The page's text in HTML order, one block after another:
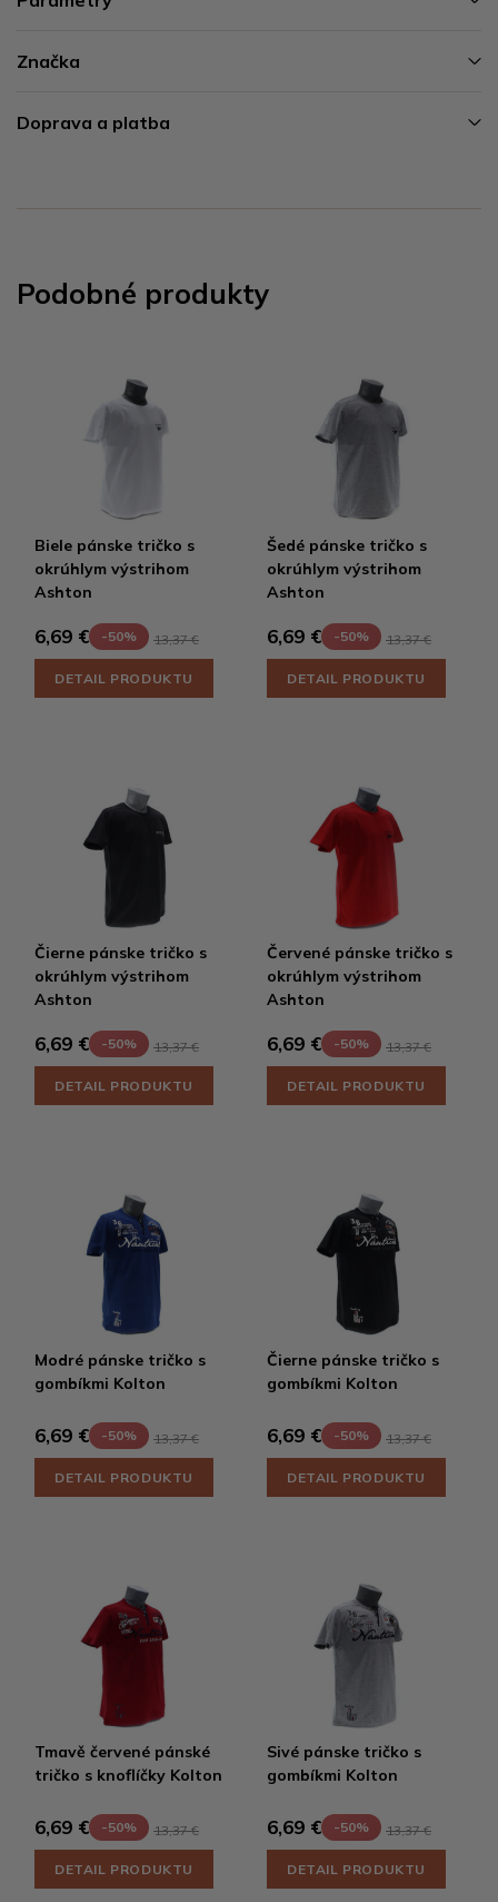
Značka
Doprava a platba
Podobné produkty
Biele pánske tričko s
okrúhlym výstrihom
Ashton
6,69 € -50% 13,37 €
DETAIL PRODUKTU
Šedé pánske tričko s
okrúhlym výstrihom
Ashton
6,69 € -50% 13,37 €
DETAIL PRODUKTU
Čierne pánske tričko s
okrúhlym výstrihom
Ashton
6,69 € -50% 13,37 €
DETAIL PRODUKTU
Červené pánske tričko s
okrúhlym výstrihom
Ashton
6,69 € -50% 13,37 €
DETAIL PRODUKTU
Modré pánske tričko s
gombíkmi Kolton
6,69 € -50% 13,37 €
DETAIL PRODUKTU
Čierne pánske tričko s
gombíkmi Kolton
6,69 € -50% 13,37 €
DETAIL PRODUKTU
Tmavě červené pánské
tričko s knoflíčky Kolton
6,69 € -50% 13,37 €
DETAIL PRODUKTU
Sivé pánske tričko s
gombíkmi Kolton
6,69 € -50% 13,37 €
DETAIL PRODUKTU